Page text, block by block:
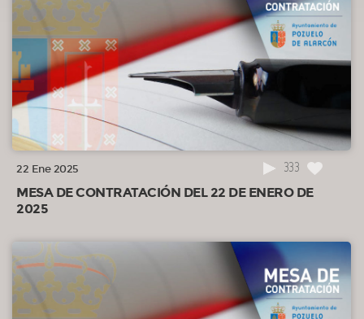
22 Ene 2025 333
MESA DE CONTRATACIÓN DEL 22 DE ENERO DE
2025